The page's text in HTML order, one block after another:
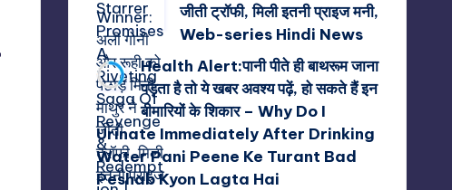
जीती ट्रॉफी, मिली इतनी प्राइज मनी,
Web-series Hindi News
Health Alert:पानी पीते ही बाथरूम जाना
पड़ता है तो ये खबर अवश्य पढ़ें, हो सकते हैं इन
बीमारियों के शिकार – Why Do I
Urinate Immediately After Drinking
Water Pani Peene Ke Turant Bad
Peshab Kyon Lagta Hai